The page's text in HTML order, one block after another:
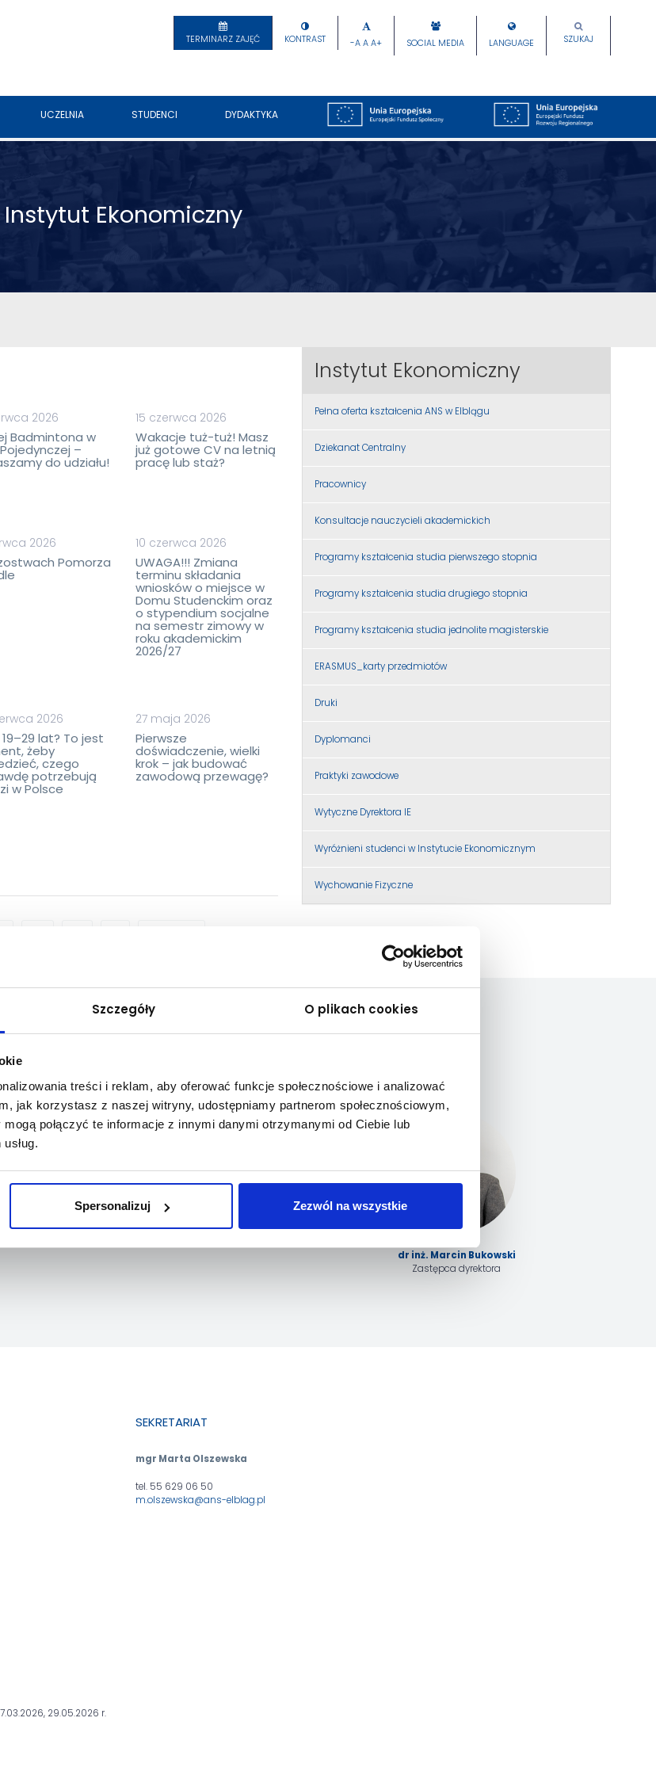
Szczegóły O plikach cookies
treści i reklam, aby oferować funkcje społecznościowe i analizować
jak korzystasz z naszej witryny, udostępniamy partnerom społecznościowym,
połączyć te informacje z innymi danymi otrzymanymi od Ciebie lub
Spersonalizuj Zezwól na wszystkie
TERMINARZ ZAJĘĆ KONTRAST -A A A+ SOCIAL MEDIA LANGUAGE SZUKAJ
UCZELNIA STUDENCI DYDAKTYKA
Instytut Ekonomiczny
2026
Badmintona w
–
do udziału!
15 czerwca 2026
Wakacje tuż-tuż! Masz
już gotowe CV na letnią
pracę lub staż?
2026
Pomorza
10 czerwca 2026
UWAGA!!! Zmiana
terminu składania
wniosków o miejsce w
Domu Studenckim oraz
o stypendium socjalne
na semestr zimowy w
roku akademickim
2026/27
2026
lat? To jest
żeby
czego
potrzebują
w Polsce
27 maja 2026
Pierwsze
doświadczenie, wielki
krok – jak budować
zawodową przewagę?
Instytut Ekonomiczny
Pełna oferta kształcenia ANS w Elblągu
Dziekanat Centralny
Pracownicy
Konsultacje nauczycieli akademickich
Programy kształcenia studia pierwszego stopnia
Programy kształcenia studia drugiego stopnia
Programy kształcenia studia jednolite magisterskie
ERASMUS_karty przedmiotów
Druki
Dyplomanci
Praktyki zawodowe
Wytyczne Dyrektora IE
Wyróżnieni studenci w Instytucie Ekonomicznym
Wychowanie Fizyczne
dr inż. Marcin Bukowski
Zastępca dyrektora
29.05.2026 r.
SEKRETARIAT
mgr Marta Olszewska
tel. 55 629 06 50
m.olszewska@ans-elblag.pl